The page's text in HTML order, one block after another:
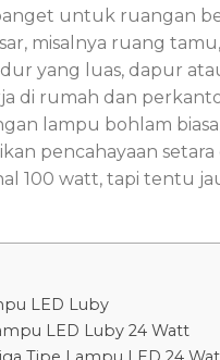
untuk ruangan
misalnya ruang
yang luas, dapur
di rumah dan
lampu bohlam
pencahayaan
100 watt, tapi tentu
LED Luby
LED Luby 24 Watt